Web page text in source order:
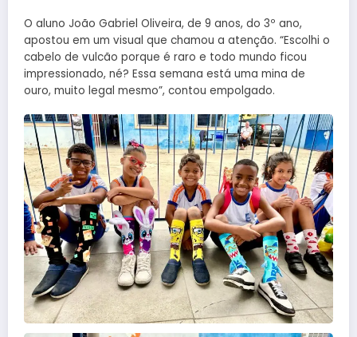
O aluno João Gabriel Oliveira, de 9 anos, do 3º ano,
apostou em um visual que chamou a atenção. “Escolhi o
cabelo de vulcão porque é raro e todo mundo ficou
impressionado, né? Essa semana está uma mina de
ouro, muito legal mesmo”, contou empolgado.